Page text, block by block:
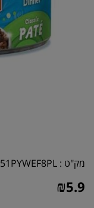
מק"ט : 51PYWEF8PL
₪5.9